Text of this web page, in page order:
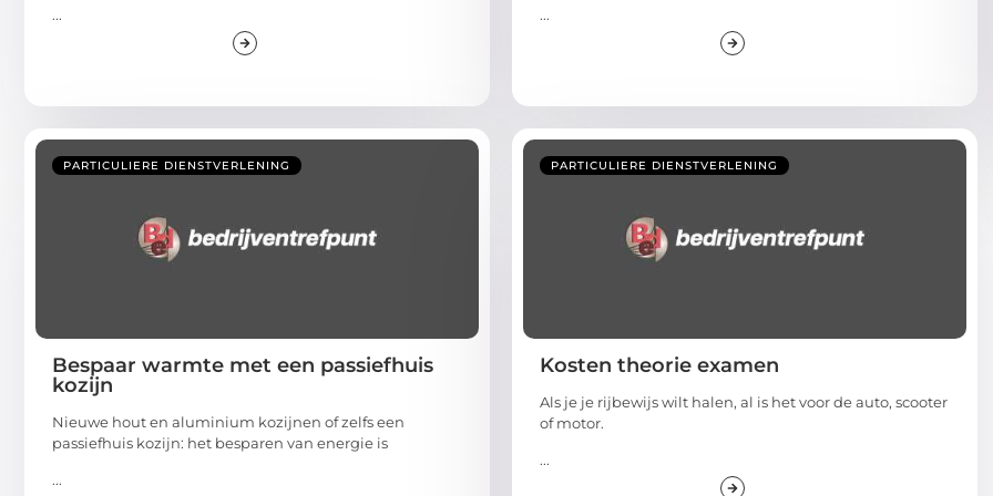
... ...
PARTICULIERE DIENSTVERLENING
Bespaar warmte met een passiefhuis
kozijn
Nieuwe hout en aluminium kozijnen of zelfs een
passiefhuis kozijn: het besparen van energie is
...
PARTICULIERE DIENSTVERLENING
Kosten theorie examen
Als je je rijbewijs wilt halen, al is het voor de auto, scooter
of motor.
...